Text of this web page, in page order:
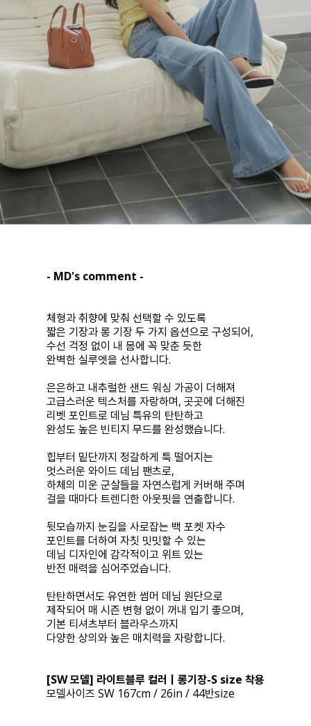
- MD's comment -
체형과 취향에 맞춰 선택할 수 있도록
짧은 기장과 롱 기장 두 가지 옵션으로 구성되어,
수선 걱정 없이 내 몸에 꼭 맞춘 듯한
완벽한 실루엣을 선사합니다.
은은하고 내추럴한 샌드 워싱 가공이 더해져
고급스러운 텍스처를 자랑하며, 곳곳에 더해진
리벳 포인트로 데님 특유의 탄탄하고
완성도 높은 빈티지 무드를 완성했습니다.
힙부터 밑단까지 정갈하게 툭 떨어지는
멋스러운 와이드 데님 팬츠로,
하체의 미운 군살들을 자연스럽게 커버해 주며
걸을 때마다 트렌디한 아웃핏을 연출합니다.
뒷모습까지 눈길을 사로잡는 백 포켓 자수
포인트를 더하여 자칫 밋밋할 수 있는
데님 디자인에 감각적이고 위트 있는
반전 매력을 심어주었습니다.
탄탄하면서도 유연한 썸머 데님 원단으로
제작되어 매 시즌 변형 없이 꺼내 입기 좋으며,
기본 티셔츠부터 블라우스까지
다양한 상의와 높은 매치력을 자랑합니다.
[SW 모델] 라이트블루 컬러｜롱기장-S size 착용
모델사이즈 SW 167cm / 26in / 44반size